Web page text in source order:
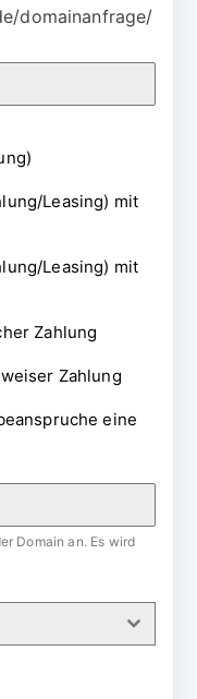
domainanfrage/
Leasing) mit
Leasing) mit
Zahlung
Zahlung
eine
Domain an. Es wird